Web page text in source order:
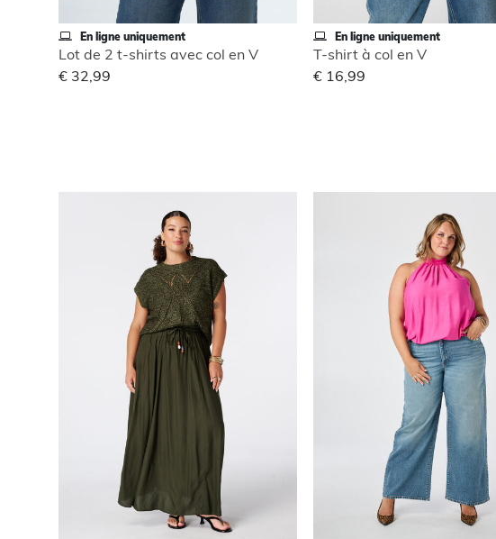
En ligne uniquement
Lot de 2 t-shirts avec col en V
€ 32,99
En ligne uniquement
T-shirt à col en V
€ 16,99